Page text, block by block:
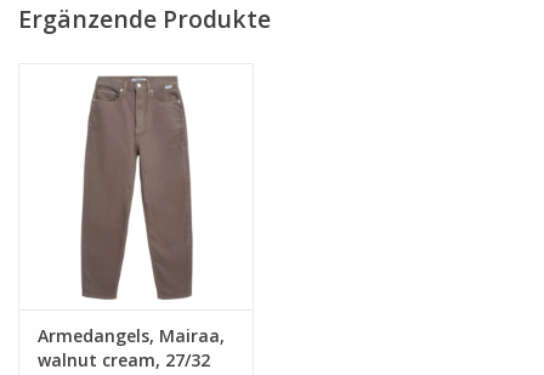
• vegan
Ergänzende Produkte
Armedangels, Mairaa,
walnut cream, 27/32